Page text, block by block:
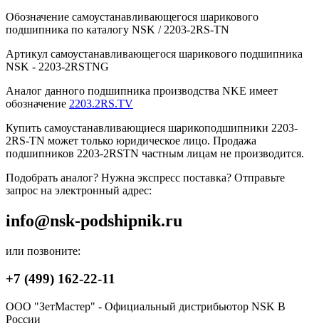
Обозначение самоустанавливающегося шарикового
подшипника по каталогу NSK / 2203-2RS-TN
Артикул самоустанавливающегося шарикового подшипника
NSK - 2203-2RSTNG
Аналог данного подшипника производства NKE имеет
обозначение 2203.2RS.TV
Купить самоустанавливающиеся шарикоподшипники 2203-
2RS-TN может только юридическое лицо. Продажа
подшипников 2203-2RSTN частным лицам не производится.
Подобрать аналог? Нужна экспресс поставка? Отправьте
запрос на электронный адрес:
info@nsk-podshipnik.ru
или позвоните:
+7 (499) 162-22-11
ООО "ЗетМастер" - Официальный дистрибьютор NSK В
России